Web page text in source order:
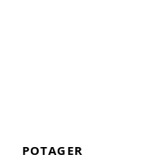
POTAGER